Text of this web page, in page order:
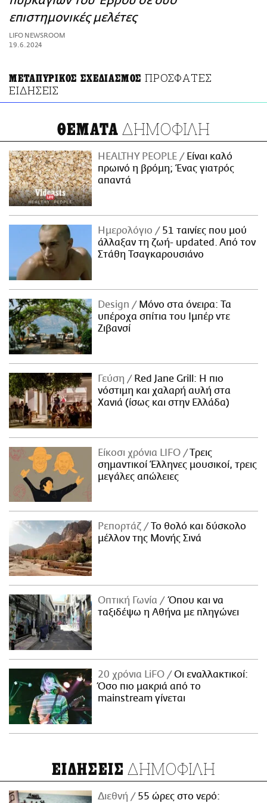
ΑΜΠΑ
PRINT
επιστημονικές μελέτες
LIFO NEWSROOM
19.6.2024
ΜΕΤΑΠΥΡΙΚΟΣ ΣΧΕΔΙΑΣΜΟΣ ΠΡΟΣΦΑΤΕΣ
ΕΙΔΗΣΕΙΣ
ΘΕΜΑΤΑ ΔΗΜΟΦΙΛΗ
HEALTHY PEOPLE
Είναι καλό
πρωινό η βρόμη; Ένας γιατρός
απαντά
Ημερολόγιο
51 ταινίες που μού
άλλαξαν τη ζωή- updated. Aπό τον
Στάθη Τσαγκαρουσιάνο
Design
Μόνο στα όνειρα: Τα
υπέροχα σπίτια του Ιμπέρ ντε
Ζιβανσί
Γεύση
Red Jane Grill: Η πιο
νόστιμη και χαλαρή αυλή στα
Χανιά (ίσως και στην Ελλάδα)
Είκοσι χρόνια LIFO
Tρεις
σημαντικοί Έλληνες μουσικοί, τρεις
μεγάλες απώλειες
Ρεπορτάζ
Το θολό και δύσκολο
μέλλον της Μονής Σινά
Οπτική Γωνία
Όπου και να
ταξιδέψω η Αθήνα με πληγώνει
20 χρόνια LiFO
Οι εναλλακτικοί:
Όσο πιο μακριά από το
mainstream γίνεται
ΕΙΔΗΣΕΙΣ ΔΗΜΟΦΙΛΗ
Διεθνή 55 ώρες στο νερό: